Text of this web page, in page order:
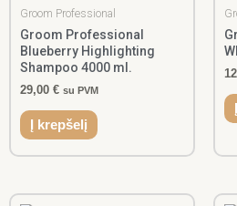
Groom Professional
Groom Professional
Blueberry Highlighting
Shampoo 4000 ml.
29,00 € su PVM
Į krepšelį